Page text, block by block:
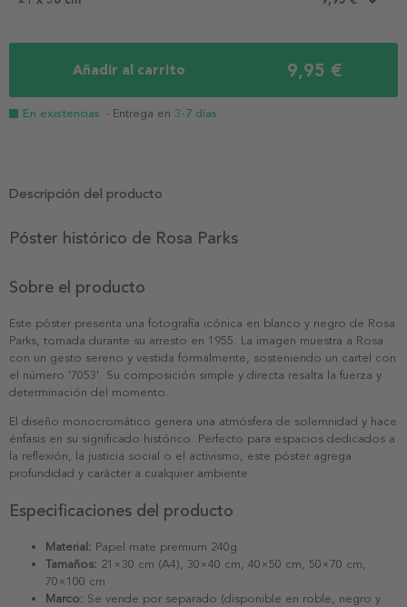
Añadir al carrito 9,95 €
En existencias - Entrega en 3-7 días
Descripción del producto
Póster histórico de Rosa Parks
Sobre el producto
Este póster presenta una fotografía icónica en blanco y negro de Rosa
Parks, tomada durante su arresto en 1955. La imagen muestra a Rosa
con un gesto sereno y vestida formalmente, sosteniendo un cartel con
el número '7053'. Su composición simple y directa resalta la fuerza y
determinación del momento.
El diseño monocromático genera una atmósfera de solemnidad y hace
énfasis en su significado histórico. Perfecto para espacios dedicados a
la reflexión, la justicia social o el activismo, este póster agrega
profundidad y carácter a cualquier ambiente.
Especificaciones del producto
Material: Papel mate premium 240g
Tamaños: 21×30 cm (A4), 30×40 cm, 40×50 cm, 50×70 cm,
70×100 cm
Marco: Se vende por separado (disponible en roble, negro y